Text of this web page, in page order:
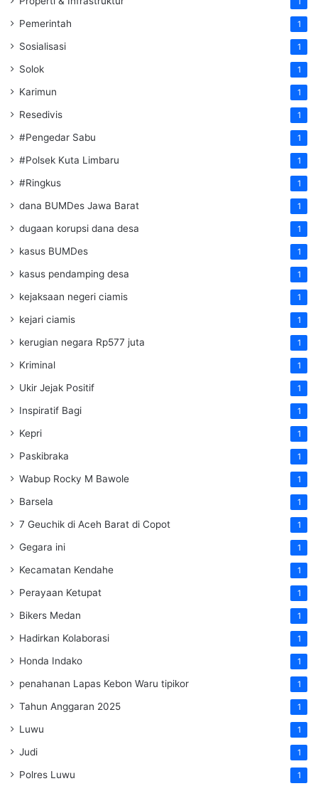
Pemerintah 1
Sosialisasi 1
Solok 1
Karimun 1
Resedivis 1
#Pengedar Sabu 1
#Polsek Kuta Limbaru 1
#Ringkus 1
dana BUMDes Jawa Barat 1
dugaan korupsi dana desa 1
kasus BUMDes 1
kasus pendamping desa 1
kejaksaan negeri ciamis 1
kejari ciamis 1
kerugian negara Rp577 juta 1
Kriminal 1
Ukir Jejak Positif 1
Inspiratif Bagi 1
Kepri 1
Paskibraka 1
Wabup Rocky M Bawole 1
Barsela 1
7 Geuchik di Aceh Barat di Copot 1
Gegara ini 1
Kecamatan Kendahe 1
Perayaan Ketupat 1
Bikers Medan 1
Hadirkan Kolaborasi 1
Honda Indako 1
penahanan Lapas Kebon Waru tipikor 1
Tahun Anggaran 2025 1
Luwu 1
Judi 1
Polres Luwu 1